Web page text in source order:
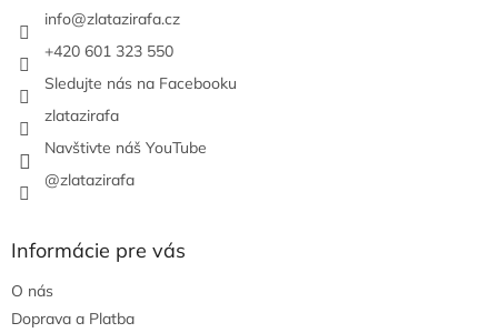
info@zlatazirafa.cz
+420 601 323 550
Sledujte nás na Facebooku
zlatazirafa
Navštivte náš YouTube
@zlatazirafa
Informácie pre vás
O nás
Doprava a Platba